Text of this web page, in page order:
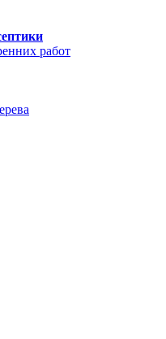
работ